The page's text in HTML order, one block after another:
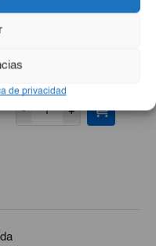
de privacidad
- +